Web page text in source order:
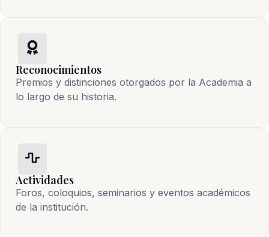
Reconocimientos
Premios y distinciones otorgados por la Academia a
lo largo de su historia.
Actividades
Foros, coloquios, seminarios y eventos académicos
de la institución.